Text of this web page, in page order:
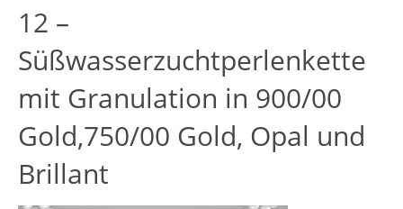
12 –
Süßwasserzuchtperlenkette
mit Granulation in 900/00
Gold,750/00 Gold, Opal und
Brillant